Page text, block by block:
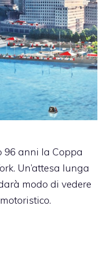
96 anni la Coppa
Un’attesa lunga
modo di vedere